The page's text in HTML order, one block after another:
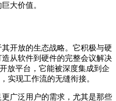
大价值。
开放的生态战略。它积极与硬
从软件到硬件的完整会议解决
放平台，它能被深度集成到企
实现工作流的无缝衔接。
广泛用户的需求，尤其是那些